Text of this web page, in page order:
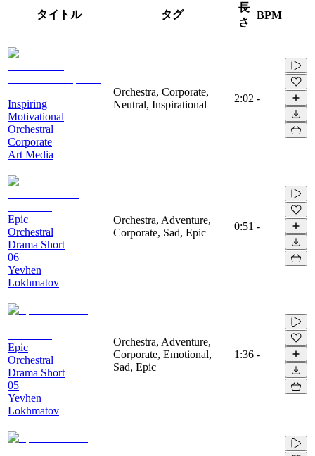
タイトル タグ
長
さ
BPM
Inspiring
Motivational
Orchestral
Corporate
Art Media
Orchestra, Corporate,
Neutral, Inspirational
2:02 -
Epic
Orchestral
Drama Short
06
Yevhen
Lokhmatov
Orchestra, Adventure,
Corporate, Sad, Epic
0:51 -
Epic
Orchestral
Drama Short
05
Yevhen
Lokhmatov
Orchestra, Adventure,
Corporate, Emotional,
Sad, Epic
1:36 -